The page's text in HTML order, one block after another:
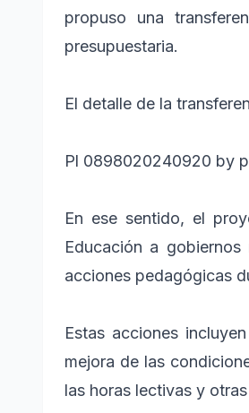
propuso una
presupuestaria.
El detalle de la
Pl 0898020240920 by
En ese sentido, el
Educación a
acciones pedagógicas
Estas acciones
mejora de las
las horas lectivas y